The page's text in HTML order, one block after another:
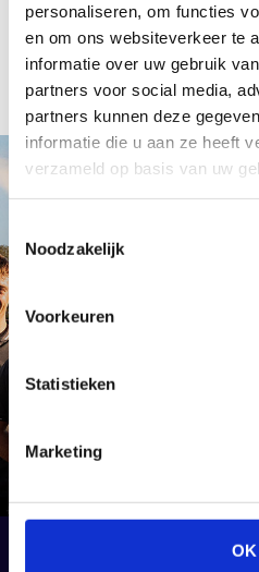
personaliseren, om functies
en om ons websiteverkeer te
informatie over uw gebruik
partners voor social media,
partners kunnen deze
informatie die u aan ze heeft
verzameld op basis van uw
Noodzakelijk
Voorkeuren
Statistieken
Marketing
OK